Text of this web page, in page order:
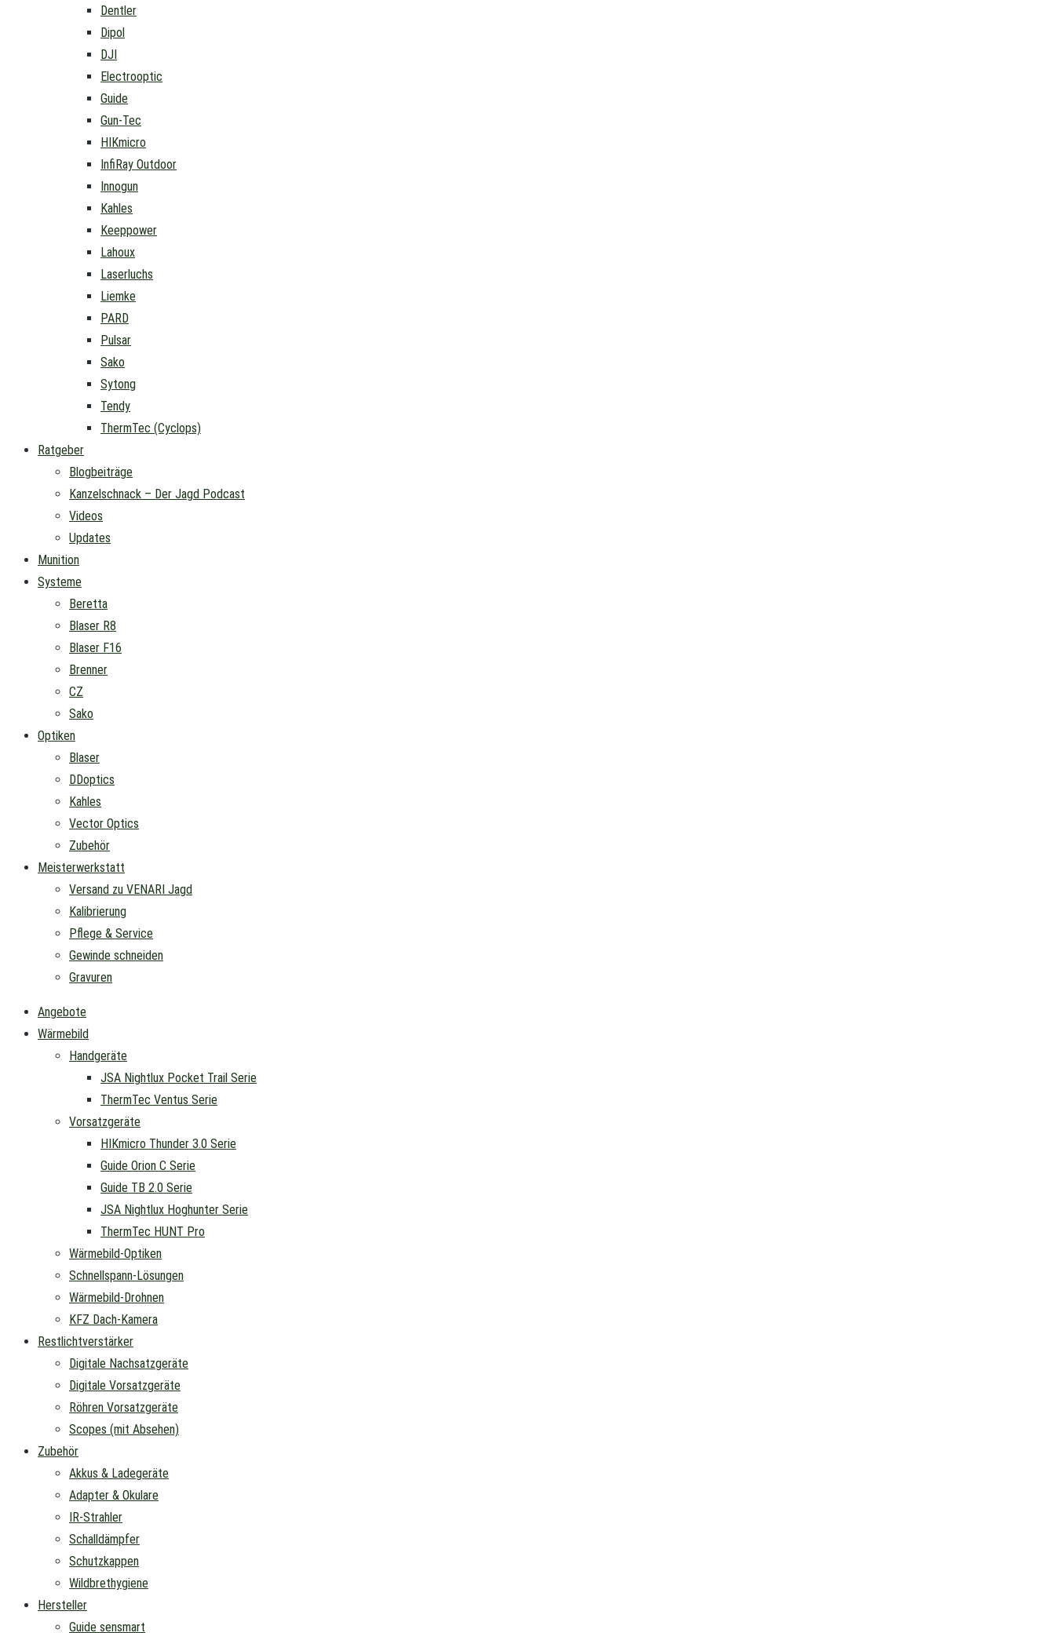
Dentler
Dipol
DJI
Electrooptic
Guide
Gun-Tec
HIKmicro
InfiRay Outdoor
Innogun
Kahles
Keeppower
Lahoux
Laserluchs
Liemke
PARD
Pulsar
Sako
Sytong
Tendy
ThermTec (Cyclops)
Ratgeber
Blogbeiträge
Kanzelschnack – Der Jagd Podcast
Videos
Updates
Munition
Systeme
Beretta
Blaser R8
Blaser F16
Brenner
CZ
Sako
Optiken
Blaser
DDoptics
Kahles
Vector Optics
Zubehör
Meisterwerkstatt
Versand zu VENARI Jagd
Kalibrierung
Pflege & Service
Gewinde schneiden
Gravuren
Angebote
Wärmebild
Handgeräte
JSA Nightlux Pocket Trail Serie
ThermTec Ventus Serie
Vorsatzgeräte
HIKmicro Thunder 3.0 Serie
Guide Orion C Serie
Guide TB 2.0 Serie
JSA Nightlux Hoghunter Serie
ThermTec HUNT Pro
Wärmebild-Optiken
Schnellspann-Lösungen
Wärmebild-Drohnen
KFZ Dach-Kamera
Restlichtverstärker
Digitale Nachsatzgeräte
Digitale Vorsatzgeräte
Röhren Vorsatzgeräte
Scopes (mit Absehen)
Zubehör
Akkus & Ladegeräte
Adapter & Okulare
IR-Strahler
Schalldämpfer
Schutzkappen
Wildbrethygiene
Hersteller
Guide sensmart